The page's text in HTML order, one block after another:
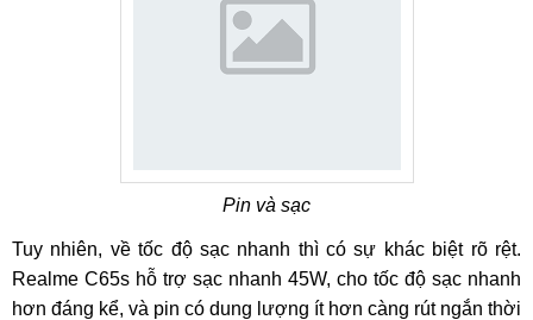
Pin và sạc
Tuy nhiên, về tốc độ sạc nhanh thì có sự khác biệt rõ rệt.
Realme C65s hỗ trợ sạc nhanh 45W, cho tốc độ sạc nhanh
hơn đáng kể, và pin có dung lượng ít hơn càng rút ngắn thời